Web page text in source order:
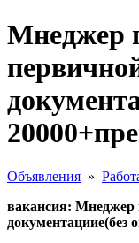
Мнеджер
Объявления »
вакансия: Мнеджер
документациие(без